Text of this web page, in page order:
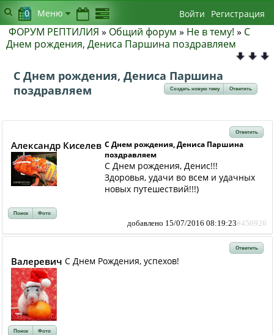
ФОРУМ РЕПТИЛИЯ » Общий форум » Не в тему! » С
Днем рождения, Дениса Паршина поздравляем
С Днем рождения, Дениса Паршина
поздравляем
Создать новую тему Ответить
Ответить
Александр Киселев С Днем рождения, Дениса Паршина
поздравляем
С Днем рождения, Денис!!!
Здоровья, удачи во всем и удачных
новых путешествий!!!)
Поиск Фото
добавлено 15/07/2016 08:19:23#456926
Ответить
Валеревич C Днем Рождения, успехов!
Поиск Фото
0 Меню Войти Регистрация